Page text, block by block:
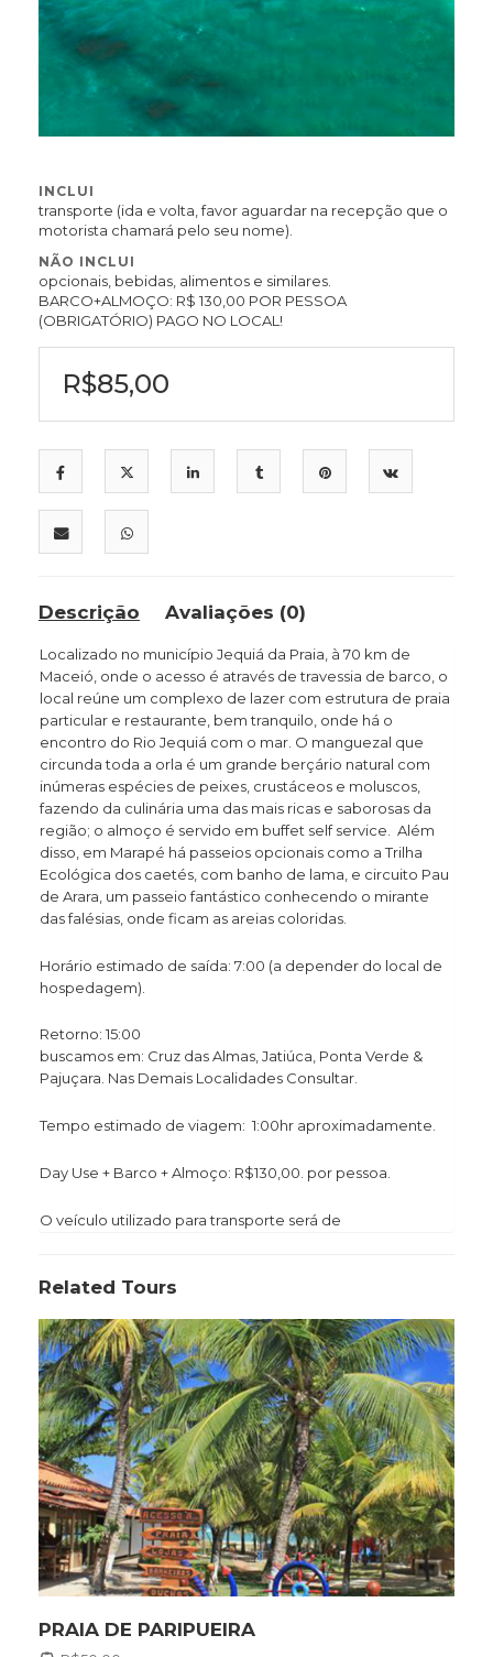
INCLUI
transporte (ida e volta, favor aguardar na recepção que o
motorista chamará pelo seu nome).
NÃO INCLUI
opcionais, bebidas, alimentos e similares.
BARCO+ALMOÇO: R$ 130,00 POR PESSOA
(OBRIGATÓRIO) PAGO NO LOCAL!
R$85,00
Descrição Avaliações (0)
Localizado no município Jequiá da Praia, à 70 km de
Maceió, onde o acesso é através de travessia de barco, o
local reúne um complexo de lazer com estrutura de praia
particular e restaurante, bem tranquilo, onde há o
encontro do Rio Jequiá com o mar. O manguezal que
circunda toda a orla é um grande berçário natural com
inúmeras espécies de peixes, crustáceos e moluscos,
fazendo da culinária uma das mais ricas e saborosas da
região; o almoço é servido em buffet self service. Além
disso, em Marapé há passeios opcionais como a Trilha
Ecológica dos caetés, com banho de lama, e circuito Pau
de Arara, um passeio fantástico conhecendo o mirante
das falésias, onde ficam as areias coloridas.
Horário estimado de saída: 7:00 (a depender do local de
hospedagem).
Retorno: 15:00
buscamos em: Cruz das Almas, Jatiúca, Ponta Verde &
Pajuçara. Nas Demais Localidades Consultar.
Tempo estimado de viagem: 1:00hr aproximadamente.
Day Use + Barco + Almoço: R$130,00. por pessoa.
O veículo utilizado para transporte será de
Related Tours
PRAIA DE PARIPUEIRA